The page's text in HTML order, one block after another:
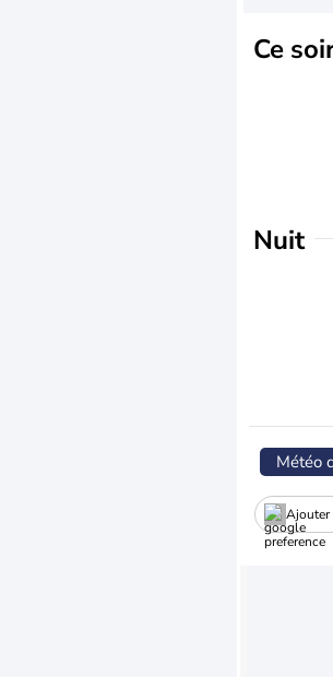
Ce
Nuit
Météo
Ajouter